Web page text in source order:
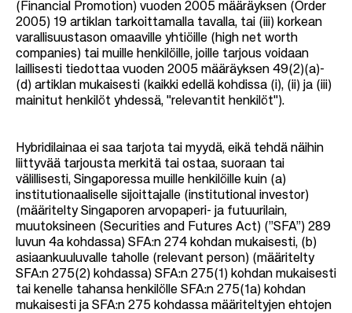
(Financial Promotion) vuoden 2005 määräyksen (Order
2005) 19 artiklan tarkoittamalla tavalla, tai (iii) korkean
varallisuustason omaaville yhtiöille (high net worth
companies) tai muille henkilöille, joille tarjous voidaan
laillisesti tiedottaa vuoden 2005 määräyksen 49(2)(a)-
(d) artiklan mukaisesti (kaikki edellä kohdissa (i), (ii) ja (iii)
mainitut henkilöt yhdessä, "relevantit henkilöt").
Hybridilainaa ei saa tarjota tai myydä, eikä tehdä näihin
liittyvää tarjousta merkitä tai ostaa, suoraan tai
välillisesti, Singaporessa muille henkilöille kuin (a)
institutionaaliselle sijoittajalle (institutional investor)
(määritelty Singaporen arvopaperi- ja futuurilain,
muutoksineen (Securities and Futures Act) (”SFA”) 289
luvun 4a kohdassa) SFA:n 274 kohdan mukaisesti, (b)
asiaankuuluvalle taholle (relevant person) (määritelty
SFA:n 275(2) kohdassa) SFA:n 275(1) kohdan mukaisesti
tai kenelle tahansa henkilölle SFA:n 275(1a) kohdan
mukaisesti ja SFA:n 275 kohdassa määriteltyjen ehtojen